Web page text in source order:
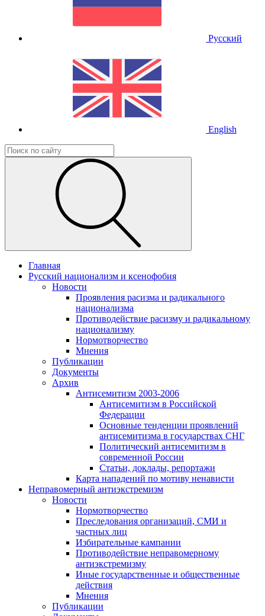
Русский
English
Главная
Русский национализм и ксенофобия
Новости
Проявления расизма и радикального
национализма
Противодействие расизму и радикальному
национализму
Нормотворчество
Мнения
Публикации
Документы
Архив
Антисемитизм 2003-2006
Антисемитизм в Российской
Федерации
Основные тенденции проявлений
антисемитизма в государствах СНГ
Политический антисемитизм в
современной России
Статьи, доклады, репортажи
Карта нападений по мотиву ненависти
Неправомерный антиэкстремизм
Новости
Нормотворчество
Преследования организаций, СМИ и
частных лиц
Избирательные кампании
Противодействие неправомерному
антиэкстремизму
Иные государственные и общественные
действия
Мнения
Публикации